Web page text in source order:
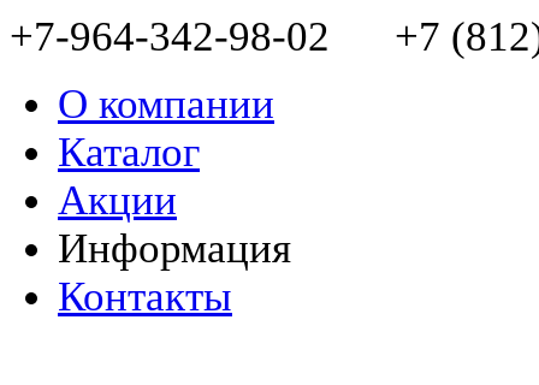
+7-964-342-98-02 +7
О компании
Каталог
Акции
Информация
Контакты